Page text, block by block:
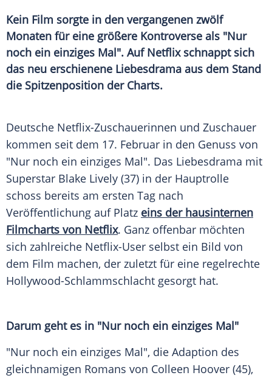
Kein Film sorgte in den vergangenen zwölf
Monaten für eine größere Kontroverse als "Nur
noch ein einziges Mal". Auf Netflix schnappt sich
das neu erschienene Liebesdrama aus dem Stand
die Spitzenposition der Charts.
Deutsche Netflix-Zuschauerinnen und Zuschauer
kommen seit dem 17. Februar in den Genuss von
"Nur noch ein einziges Mal". Das Liebesdrama mit
Superstar Blake Lively (37) in der Hauptrolle
schoss bereits am ersten Tag nach
Veröffentlichung auf Platz eins der hausinternen
Filmcharts von Netflix. Ganz offenbar möchten
sich zahlreiche Netflix-User selbst ein Bild von
dem Film machen, der zuletzt für eine regelrechte
Hollywood-Schlammschlacht gesorgt hat.
Darum geht es in "Nur noch ein einziges Mal"
"Nur noch ein einziges Mal", die Adaption des
gleichnamigen Romans von Colleen Hoover (45),